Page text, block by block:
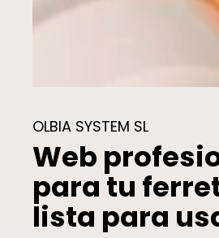
OLBIA SYSTEM SL
Web
para tu
lista para